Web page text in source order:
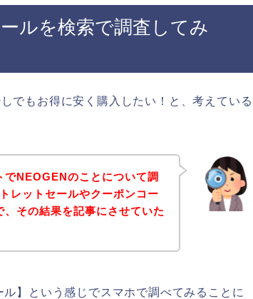
ルを検索で調査してみ
でもお得に安く購入したい！と、考えている
NEOGENのことについて調
レットセールやクーポンコー
、その結果を記事にさせていた
】という感じでスマホで調べてみることに